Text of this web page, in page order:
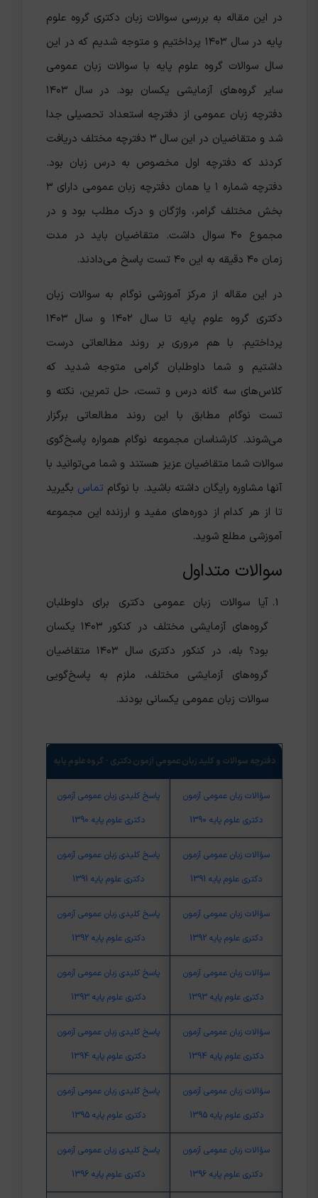
در این مقاله به بررسی سوالات زبان دکتری گروه علوم
پایه در سال ۱۴۰۳ پرداختیم و متوجه شدیم که در این
سال سوالات گروه علوم پایه با سوالات زبان عمومی
سایر گروه‌های آزمایشی یکسان بود‌. در سال ۱۴۰۳
دفترچه زبان عمومی از دفترچه استعداد تحصیلی جدا
شد و متقاضیان در این سال ۳ دفترچه مختلف دریافت
کردند که دفترچه اول مخصوص به درس زبان بود.
دفترچه شماره ۱ یا همان دفترچه زبان عمومی دارای ۳
بخش مختلف گرامر، واژگان و درک مطلب بود و در
مجموع ۴۰ سوال داشت. متقاضیان باید در مدت
زمان ۴۰ دقیقه به این ۴۰ تست پاسخ می‌دادند.
در این مقاله از مرکز آموزشی نوگام به سوالات زبان
دکتری گروه علوم پایه تا سال ۱۴۰۲ و سال ۱۴۰۳
پرداختیم. با هم مروری بر روند مطالعاتی درست
داشتیم و شما داوطلبان گرامی متوجه شدید که
کلاس‌های سه گانه درس و تست، حل تمرین، نکته و
تست نوگام مطابق با این روند مطالعاتی برگزار
می‌شوند. کارشناسان مجموعه نوگام همواره پاسخ‌گوی
سوالات شما متقاضیان عزیز هستند و شما می‌توانید با
آنها مشاوره رایگان داشته باشید. با نوگام تماس بگیرید
تا از هر کدام از دوره‌های مفید و ارزنده این مجموعه
آموزشی مطلع شوید.
سوالات متداول
آیا سوالات زبان عمومی دکتری برای داوطلبان
گروه‌های آزمایشی مختلف در کنکور ۱۴۰۳ یکسان
بود؟ بله، در کنکور دکتری سال ۱۴۰۳ متقاضیان
گروه‌های آزمایشی مختلف، ملزم به پاسخ‌گویی
سوالات زبان عمومی یکسانی بودند.
دفترچه سوالات و کلید زبان عمومی آزمون دکتری - گروه علوم پایه
سؤالات زبان عمومی آزمون
دکتری علوم پایه 1390
پاسخ کلیدی زبان عمومی آزمون
دکتری علوم پایه 1390
سؤالات زبان عمومی آزمون
دکتری علوم پایه 1391
پاسخ کلیدی زبان عمومی آزمون
دکتری علوم پایه 1391
سؤالات زبان عمومی آزمون
دکتری علوم پایه 1392
پاسخ کلیدی زبان عمومی آزمون
دکتری علوم پایه 1392
سؤالات زبان عمومی آزمون
دکتری علوم پایه 1393
پاسخ کلیدی زبان عمومی آزمون
دکتری علوم پایه 1393
سؤالات زبان عمومی آزمون
دکتری علوم پایه 1394
پاسخ کلیدی زبان عمومی آزمون
دکتری علوم پایه 1394
سؤالات زبان عمومی آزمون
دکتری علوم پایه 1395
پاسخ کلیدی زبان عمومی آزمون
دکتری علوم پایه 1395
سؤالات زبان عمومی آزمون
دکتری علوم پایه 1396
پاسخ کلیدی زبان عمومی آزمون
دکتری علوم پایه 1396